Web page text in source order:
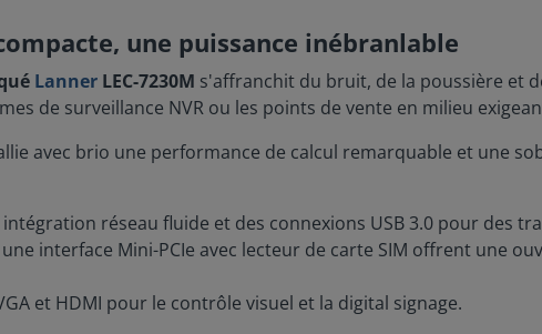
une puissance inébranlable
Lanner LEC-7230M s'affranchit du bruit, de la poussière et
de surveillance NVR ou les points de vente en milieu
avec brio une performance de calcul remarquable et une
réseau fluide et des connexions USB 3.0 pour des
interface Mini-PCIe avec lecteur de carte SIM offrent une
et HDMI pour le contrôle visuel et la digital signage.